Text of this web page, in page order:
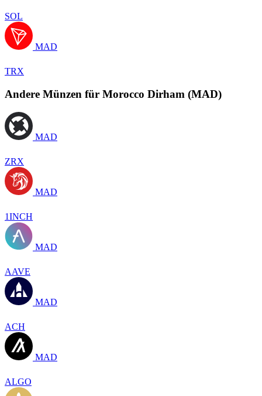
SOL
MAD
TRX
Andere Münzen für Morocco Dirham (MAD)
MAD
ZRX
MAD
1INCH
MAD
AAVE
MAD
ACH
MAD
ALGO